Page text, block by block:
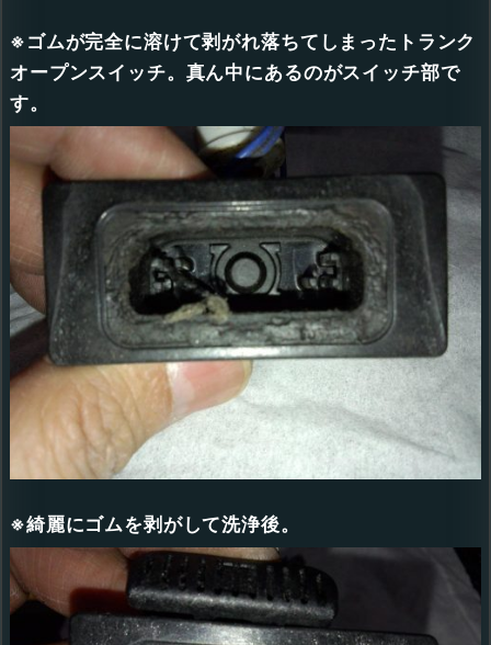
※ゴムが完全に溶けて剥がれ落ちてしまったトランク
オープンスイッチ。真ん中にあるのがスイッチ部で
す。
※綺麗にゴムを剥がして洗浄後。